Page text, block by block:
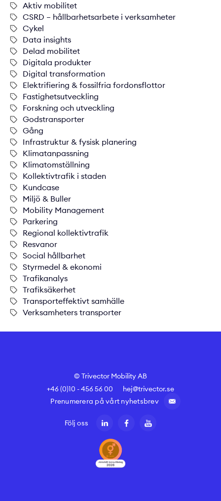
Aktiv mobilitet
CSRD – hållbarhetsarbete i verksamheter
Cykel
Data insights
Delad mobilitet
Digitala produkter
Digital transformation
Elektrifiering & fossilfria fordonsflottor
Fastighetsutveckling
Forskning och utveckling
Godstransporter
Gång
Infrastruktur & fysisk planering
Klimatanpassning
Klimatomställning
Kollektivtrafik i staden
Kundcase
Miljö & Buller
Mobility Management
Parkering
Regional kollektivtrafik
Resvanor
Social hållbarhet
Styrmedel & ekonomi
Trafikanalys
Trafiksäkerhet
Transporteffektivt samhälle
Verksamheters transporter
© Trivector Mobility AB
+46 (0)10 - 456 56 00
hej@trivector.se
Prenumerera på vårt nyhetsbrev
Följ oss